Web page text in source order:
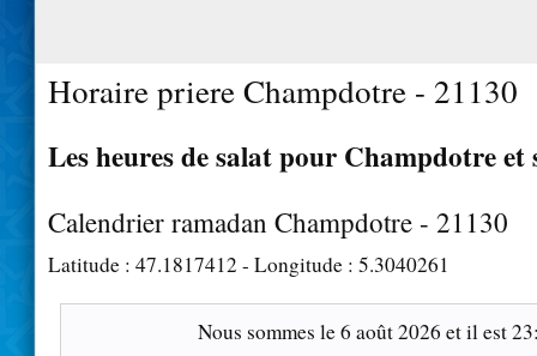
Horaire priere Champdotre - 21130
Les heures de salat pour Champdotre et
Calendrier ramadan Champdotre - 21130
Latitude : 47.1817412 - Longitude : 5.3040261
Nous sommes le6 août 2026 et il est